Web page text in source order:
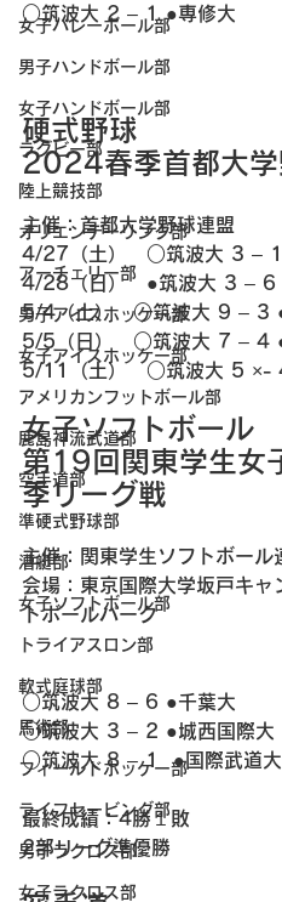
女子バレーボール部
男子ハンドボール部
女子ハンドボール部
ラグビー部
陸上競技部
オリエンテーリング部
アーチェリー部
男子アイスホッケー部
女子アイスホッケー部
アメリカンフットボール部
鹿島神流武道部
空手道部
準硬式野球部
漕艇部
女子ソフトボール部
トライアスロン部
軟式庭球部
馬術部
フィールドホッケー部
ライフセービング部
男子ラクロス部
女子ラクロス部
○筑波大 2 – 1 ●専修大
硬式野球
2024春季首都大学
主催：首都大学野球連盟
4/27（土）　○筑波大 3 –
4/28（日）　●筑波大 3 –
5/4（土）　○筑波大 9 – 3
5/5（日）　○筑波大 7 – 4
5/11（土）　○筑波大 5 ×-
女子ソフトボール
第19回関東学生女
季リーグ戦
主催：関東学生ソフトボール
会場：東京国際大学坂戸キャ
トボールパーク
○筑波大 8 – 6 ●千葉大
○筑波大 3 – 2 ●城西国際大
○筑波大 8 – 1  ●国際武道大
最終成績：4勝１敗
2部リーグ準優勝